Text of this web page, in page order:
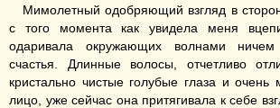
Мимолетный одобряющий взгляд в
с того момента как увидела меня
одаривала окружающих волнами ничем
счастья. Длинные волосы, отчетливо
кристально чистые голубые глаза и очень
лицо, уже сейчас она притягивала к себе